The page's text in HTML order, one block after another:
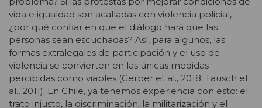
vida e igualdad son acalladas con violencia policial,
¿por qué confiar en que el diálogo hará que las
personas sean escuchadas? Así, para algunos, las
formas extralegales de participación y el uso de
violencia se convierten en las únicas medidas
percibidas como viables (Gerber et al., 2018; Tausch et
al., 2011). En Chile, ya tenemos experiencia con esto: el
trato injusto, la discriminación, la militarización y el